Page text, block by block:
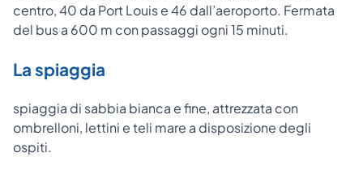
centro, 40 da Port Louis e 46 dall’aeroporto. Fermata
del bus a 600 m con passaggi ogni 15 minuti.
La spiaggia
spiaggia di sabbia bianca e fine, attrezzata con
ombrelloni, lettini e teli mare a disposizione degli
ospiti.